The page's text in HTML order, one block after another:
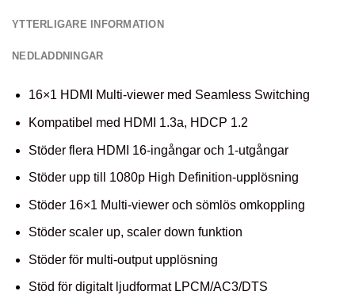
YTTERLIGARE INFORMATION
NEDLADDNINGAR
16×1 HDMI Multi-viewer med Seamless Switching
Kompatibel med HDMI 1.3a, HDCP 1.2
Stöder flera HDMI 16-ingångar och 1-utgångar
Stöder upp till 1080p High Definition-upplösning
Stöder 16×1 Multi-viewer och sömlös omkoppling
Stöder scaler up, scaler down funktion
Stöder för multi-output upplösning
Stöd för digitalt ljudformat LPCM/AC3/DTS